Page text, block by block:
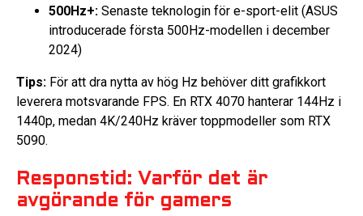
500Hz+: Senaste teknologin för e-sport-elit (ASUS
introducerade första 500Hz-modellen i december
2024)
Tips: För att dra nytta av hög Hz behöver ditt grafikkort
leverera motsvarande FPS. En RTX 4070 hanterar 144Hz i
1440p, medan 4K/240Hz kräver toppmodeller som RTX
5090.
Responstid: Varför det är
avgörande för gamers